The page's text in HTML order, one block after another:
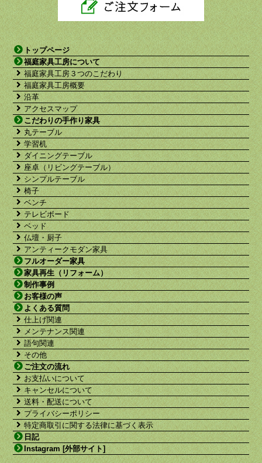
トップページ
福庭家具工房について
福庭家具工房３つのこだわり
福庭家具工房概要
沿革
アクセスマップ
こだわりの手作り家具
丸テーブル
学習机
ダイニングテーブル
座卓（リビングテーブル）
シンプルテーブル
椅子
ベンチ
テレビボード
ベッド
仏壇・厨子
アンティークモダン家具
フルオーダー家具
家具再生（リフォーム）
制作事例
お客様の声
よくある質問
仕上げ関連
メンテナンス関連
語句関連
その他
ご注文の流れ
お支払いについて
キャンセルについて
送料・配送について
プライバシーポリシー
特定商取引に関する法律に基づく表示
日記
Instagram [外部サイト]